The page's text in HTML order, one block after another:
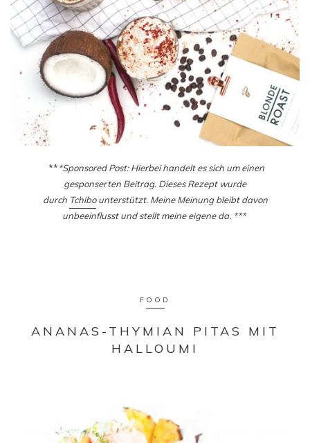
***Sponsored Post: Hierbei handelt es sich um einen
gesponserten Beitrag. Dieses Rezept wurde
durch Tchibounterstützt. Meine Meinung bleibt davon
unbeeinflusst und stellt meine eigene da. ***
FOOD
ANANAS-THYMIAN PITAS MIT
HALLOUMI